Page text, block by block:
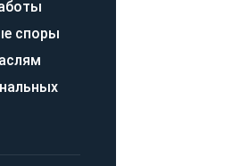
споры